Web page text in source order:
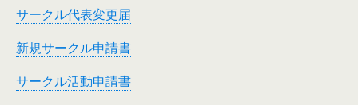
サークル代表変更届
新規サークル申請書
サークル活動申請書